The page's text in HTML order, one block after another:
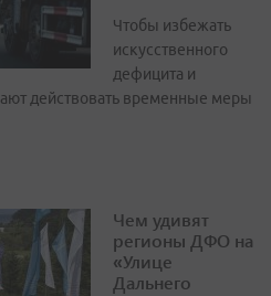
Чтобы избежать
искусственного
дефицита и
действовать временные меры
Чем удивят
регионы ДФО на
«Улице
Дальнего